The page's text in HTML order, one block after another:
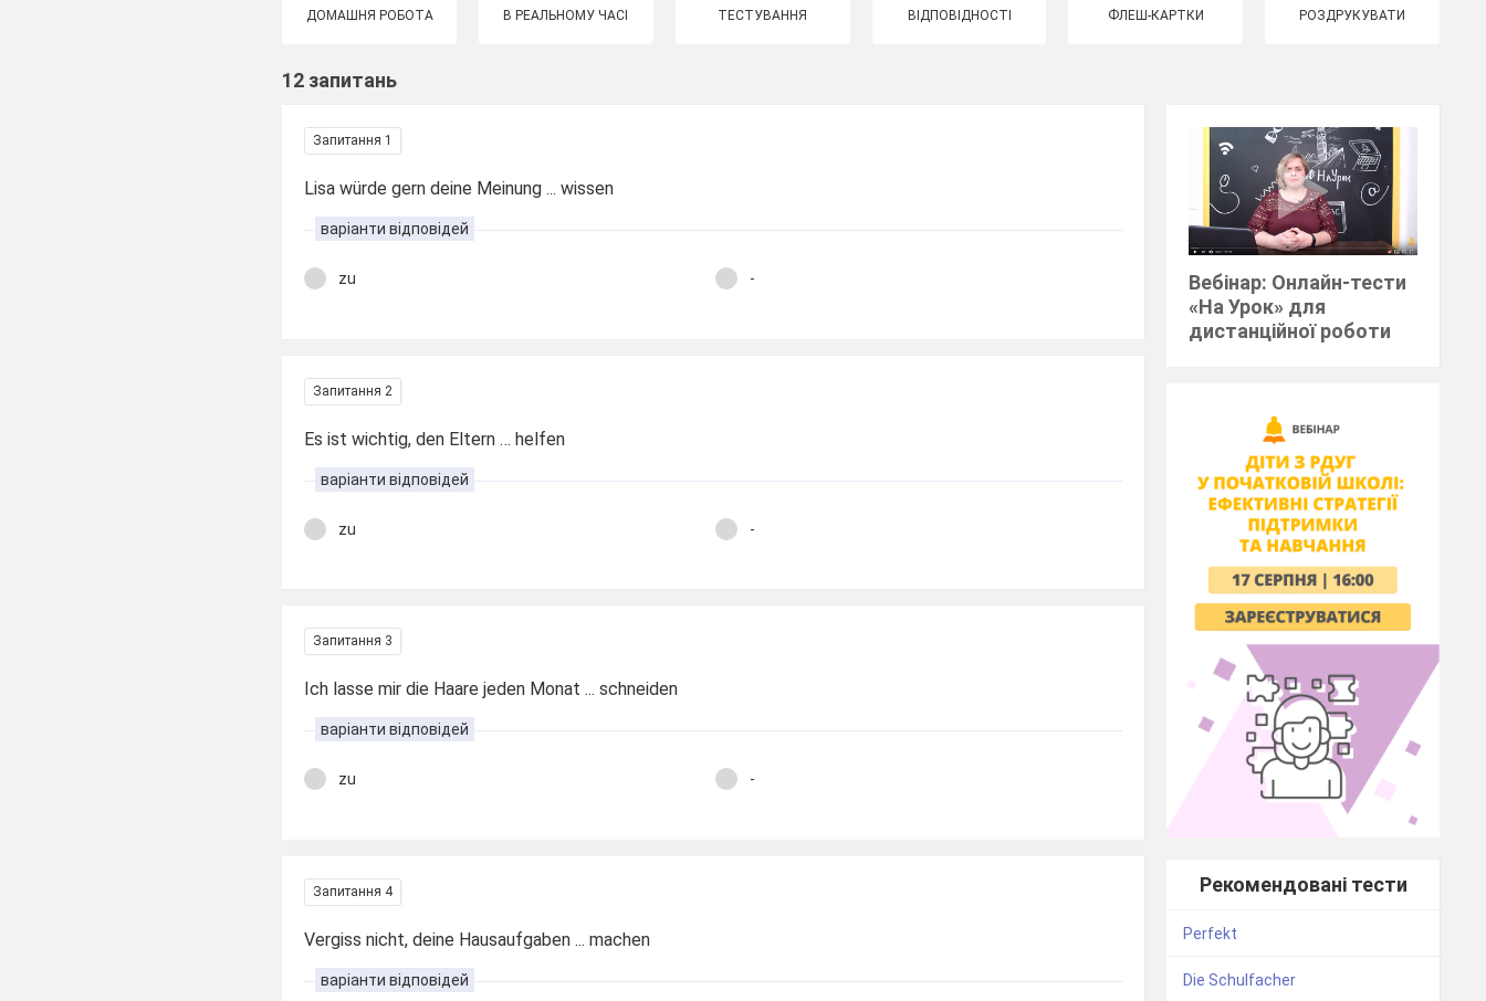
ДОМАШНЯ РОБОТА В РЕАЛЬНОМУ ЧАСІ ТЕСТУВАННЯ ВІДПОВІДНОСТІ ФЛЕШ-КАРТКИ РОЗДРУКУВАТИ
12 запитань
Запитання 1
Lisa würde gern deine Meinung ... wissen
варіанти відповідей
zu -
Запитання 2
Es ist wichtig, den Eltern … helfen
варіанти відповідей
zu -
Запитання 3
Ich lasse mir die Haare jeden Monat ... schneiden
варіанти відповідей
zu -
Запитання 4
Vergiss nicht, deine Hausaufgaben ... machen
варіанти відповідей
Вебінар: Онлайн-тести
«На Урок» для
дистанційної роботи
Рекомендовані тести
Perfekt
Die Schulfacher